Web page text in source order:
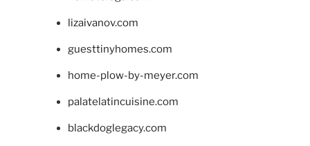
lizaivanov.com
guesttinyhomes.com
home-plow-by-meyer.com
palatelatincuisine.com
blackdoglegacy.com